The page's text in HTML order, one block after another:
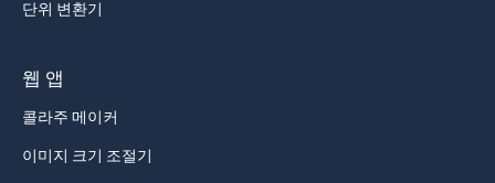
단위 변환기
웹 앱
콜라주 메이커
이미지 크기 조절기